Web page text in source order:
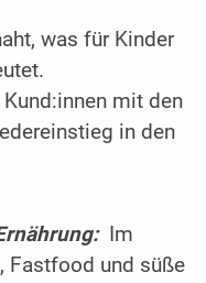
was für Kinder
mit den
in den
Im
Fastfood und süße